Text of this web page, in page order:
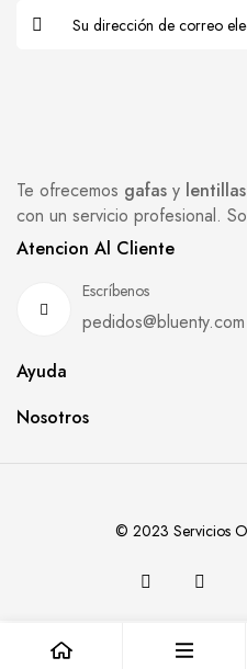
Te ofrecemos gafas y lentillas
con un servicio profesional.
Atencion Al Cliente
Escríbenos
pedidos@bluenty.com
Ayuda
Nosotros
© 2023 Servicios